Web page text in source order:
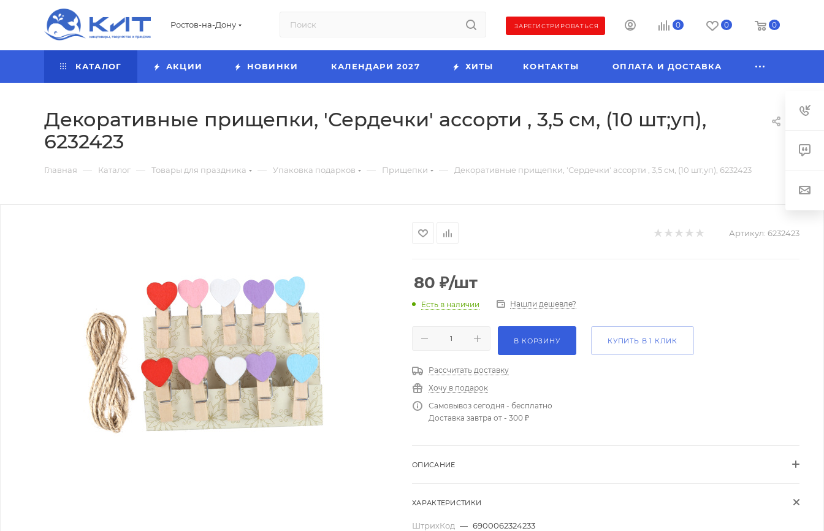
Ростов-на-Дону ЗАРЕГИСТРИРОВАТЬСЯ 0 0 0
КАТАЛОГ АКЦИИ НОВИНКИ КАЛЕНДАРИ 2027 ХИТЫ КОНТАКТЫ ОПЛАТА И ДОСТАВКА
Декоративные прищепки, 'Сердечки' ассорти , 3,5 см, (10 шт;уп),
6232423
Главная — Каталог — Товары для праздника — Упаковка подарков — Прищепки — Декоративные прищепки, 'Сердечки' ассорти , 3,5 см, (10 шт;уп), 6232423
Артикул: 6232423
80 ₽/шт
Есть в наличии Нашли дешевле?
В КОРЗИНУ КУПИТЬ В 1 КЛИК
Рассчитать доставку
Хочу в подарок
Самовывоз сегодня - бесплатно
Доставка завтра от - 300 ₽
ОПИСАНИЕ
ХАРАКТЕРИСТИКИ
ШтрихКод — 6900062324233